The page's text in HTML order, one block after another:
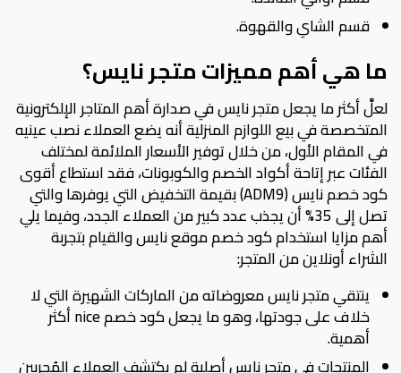
قسم الشاي والقهوة.
ما هي أهم مميزات متجر نايس؟
لعلَّ أكثر ما يجعل متجر نايس في صدارة أهم المتاجر الإلكترونية
المتخصصة في بيع اللوازم المنزلية أنه يضع العملاء نصب عينيه
في المقام الأول، من خلال توفير الأسعار الملائمة لمختلف
الفئات عبر إتاحة أكواد الخصم والكوبونات، فقد استطاع أقوى
كود خصم نايس (ADM9) بقيمة التخفيض التي يوفرها والتي
تصل إلى 35% أن يجذب عدد كبير من العملاء الجدد، وفيما يلي
أهم مزايا استخدام كود خصم موقع نايس والقيام بتجربة
الشراء أونلاين من المتجر:
ينتقي متجر نايس معروضاته من الماركات الشهيرة التي لا
خلاف على جودتها، وهو ما يجعل كود خصم nice أكثر
أهمية.
المنتجات في متجر نايس أصلية لم يكتشف العملاء المُجربين